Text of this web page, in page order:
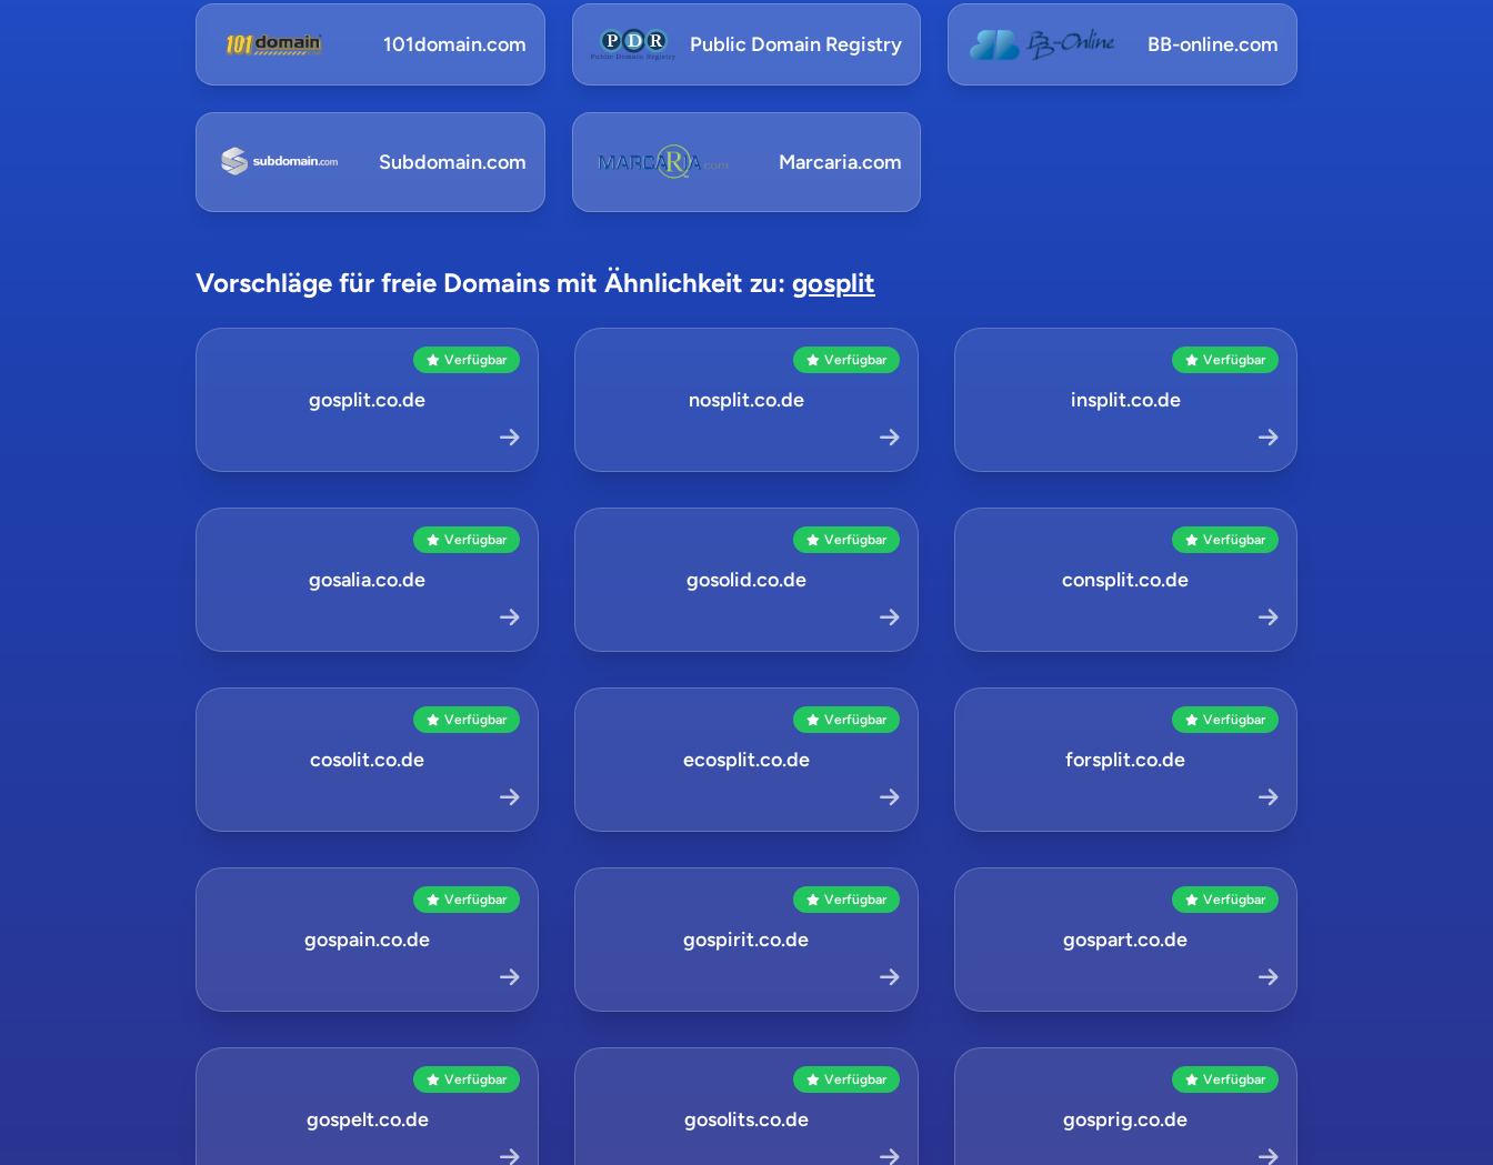
101domain.com Public Domain Registry BB-online.com
Subdomain.com Marcaria.com
Vorschläge für freie Domains mit Ähnlichkeit zu: gosplit
Verfügbar
gosplit.co.de
Verfügbar
nosplit.co.de
Verfügbar
insplit.co.de
Verfügbar
gosalia.co.de
Verfügbar
gosolid.co.de
Verfügbar
consplit.co.de
Verfügbar
cosolit.co.de
Verfügbar
ecosplit.co.de
Verfügbar
forsplit.co.de
Verfügbar
gospain.co.de
Verfügbar
gospirit.co.de
Verfügbar
gospart.co.de
Verfügbar
gospelt.co.de
Verfügbar
gosolits.co.de
Verfügbar
gosprig.co.de